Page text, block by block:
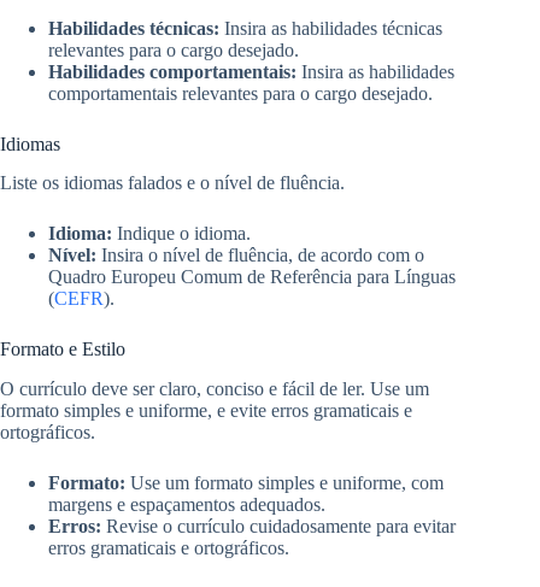
Habilidades técnicas: Insira as habilidades técnicas
relevantes para o cargo desejado.
Habilidades comportamentais: Insira as habilidades
comportamentais relevantes para o cargo desejado.
Idiomas
Liste os idiomas falados e o nível de fluência.
Idioma: Indique o idioma.
Nível: Insira o nível de fluência, de acordo com o
Quadro Europeu Comum de Referência para Línguas
(CEFR).
Formato e Estilo
O currículo deve ser claro, conciso e fácil de ler. Use um
formato simples e uniforme, e evite erros gramaticais e
ortográficos.
Formato: Use um formato simples e uniforme, com
margens e espaçamentos adequados.
Erros: Revise o currículo cuidadosamente para evitar
erros gramaticais e ortográficos.